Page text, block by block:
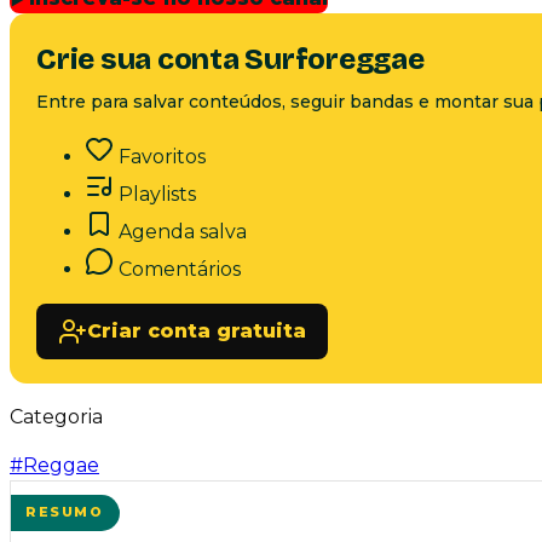
Crie sua conta Surforeggae
Entre para salvar conteúdos, seguir bandas e montar sua
Favoritos
Playlists
Agenda salva
Comentários
Criar conta gratuita
Categoria
#Reggae
RESUMO